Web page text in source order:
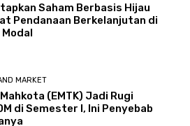
Saham Berbasis Hijau
Pendanaan Berkelanjutan di
MARKET
(EMTK) Jadi Rugi
di Semester I, Ini Penyebab